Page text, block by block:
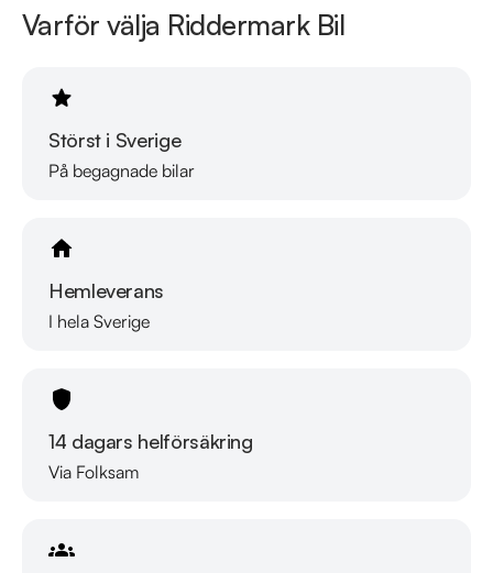
Varför välja Riddermark Bil
Störst i Sverige
På begagnade bilar
Hemleverans
I hela Sverige
14 dagars helförsäkring
Via Folksam